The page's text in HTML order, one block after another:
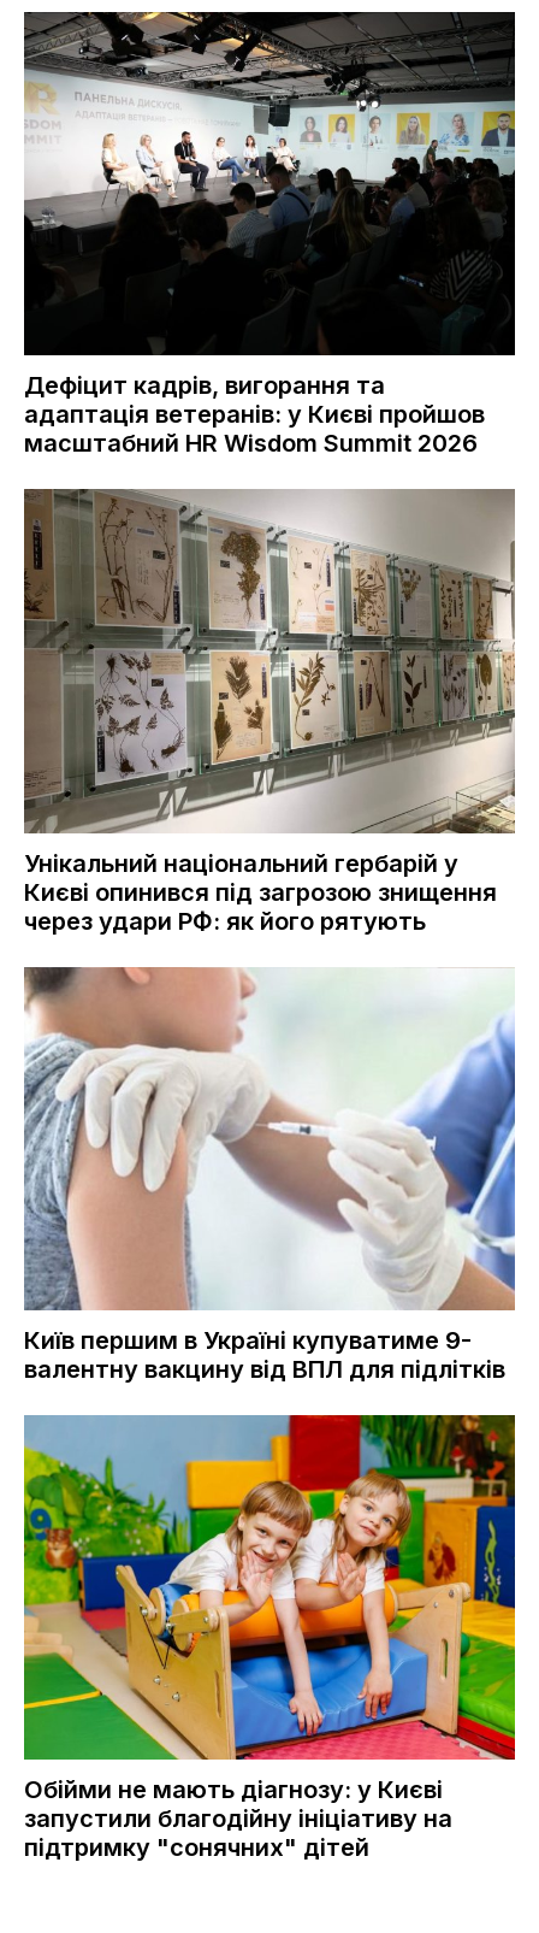
Дефіцит кадрів, вигорання та
адаптація ветеранів: у Києві пройшов
масштабний HR Wisdom Summit 2026
Унікальний національний гербарій у
Києві опинився під загрозою знищення
через удари РФ: як його рятують
Київ першим в Україні купуватиме 9-
валентну вакцину від ВПЛ для підлітків
Обійми не мають діагнозу: у Києві
запустили благодійну ініціативу на
підтримку "сонячних" дітей